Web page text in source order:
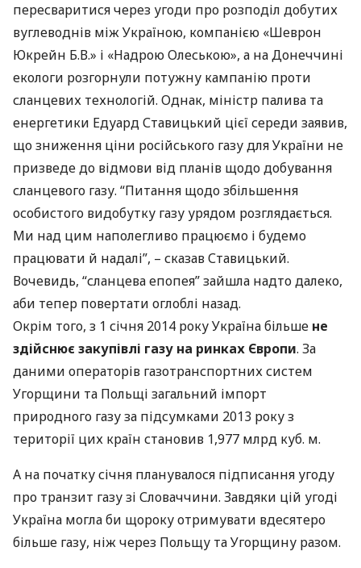
пересваритися через угоди про розподіл добутих
вуглеводнів між Україною, компанією «Шеврон
Юкрейн Б.В.» і «Надрою Олеською», а на Донеччині
екологи розгорнули потужну кампанію проти
сланцевих технологій. Однак, міністр палива та
енергетики Едуард Ставицький цієї середи заявив,
що зниження ціни російського газу для України не
призведе до відмови від планів щодо добування
сланцевого газу. “Питання щодо збільшення
особистого видобутку газу урядом розглядається.
Ми над цим наполегливо працюємо і будемо
працювати й надалі”, – сказав Ставицький.
Вочевидь, “сланцева епопея” зайшла надто далеко,
аби тепер повертати оглоблі назад.
Окрім того, з 1 січня 2014 року Україна більше не
здійснює закупівлі газу на ринках Європи. За
даними операторів газотранспортних систем
Угорщини та Польщі загальний імпорт
природного газу за підсумками 2013 року з
території цих країн становив 1,977 млрд куб. м.
А на початку січня планувалося підписання угоду
про транзит газу зі Словаччини. Завдяки цій угоді
Україна могла би щороку отримувати вдесятеро
більше газу, ніж через Польщу та Угорщину разом.